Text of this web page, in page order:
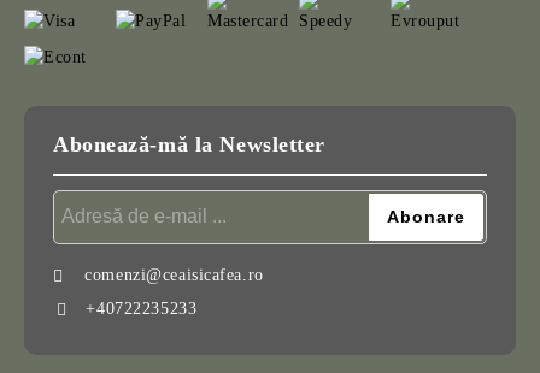
Abonează-mă la Newsletter
comenzi@ceaisicafea.ro
+40722235233